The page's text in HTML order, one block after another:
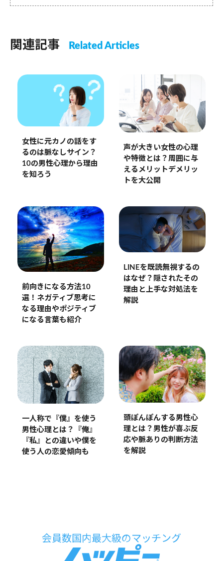
関連記事 Related Articles
女性に元カノの話をす
るのは脈なしサイン？
10の男性心理から理由
を知ろう
声が大きい女性の心理
や特徴とは？周囲に与
えるメリットデメリッ
トを大公開
前向きになる方法10
選！ネガティブ思考に
なる理由やポジティブ
になる言葉も紹介
LINEを既読無視するの
はなぜ？隠されたその
理由と上手な対処法を
解説
一人称で『僕』を使う
男性心理とは？『俺』
『私』との違いや僕を
使う人の恋愛傾向も
頭ぽんぽんする男性心
理とは？男性が喜ぶ反
応や脈ありの判断方法
を解説